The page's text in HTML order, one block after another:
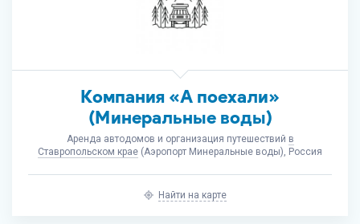
Компания «А поехали»
(Минеральные воды)
Аренда автодомов и организация путешествий в
Ставропольском крае (Аэропорт Минеральные воды), Россия
Найти на карте